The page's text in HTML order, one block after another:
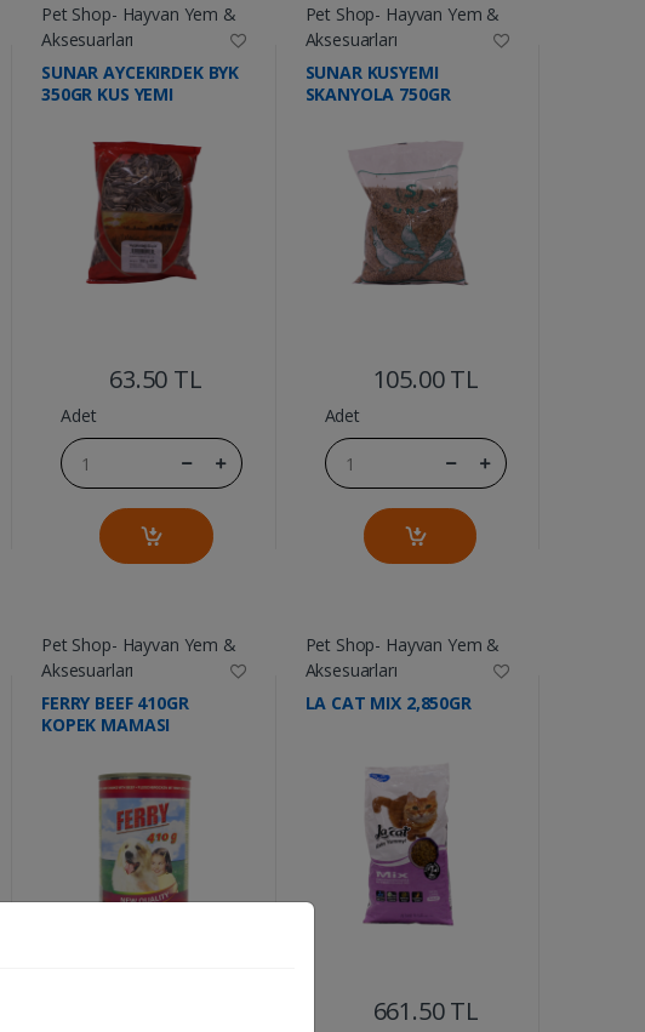
Pet Shop- Hayvan Yem &
Aksesuarları
SUNAR AYCEKIRDEK BYK
350GR KUS YEMI
63.50 TL
Adet
Pet Shop- Hayvan Yem &
Aksesuarları
SUNAR KUSYEMI
SKANYOLA 750GR
105.00 TL
Adet
Pet Shop- Hayvan Yem &
Aksesuarları
FERRY BEEF 410GR
KOPEK MAMASI
Pet Shop- Hayvan Yem &
Aksesuarları
LA CAT MIX 2,850GR
661.50 TL